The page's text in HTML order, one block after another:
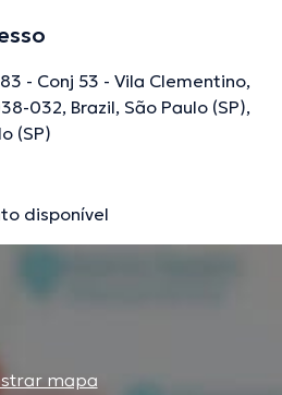
- Conj 53 - Vila Clementino,
032, Brazil, São Paulo (SP),
(SP)
disponível
mapa